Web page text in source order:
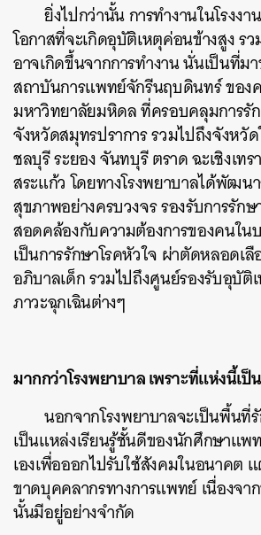
ยิ่งไปกว่านั้น การทำงานในโรงง
โอกาสที่จะเกิดอุบัติเหตุค่อนข้างสูง ร
อาจเกิดขึ้นจากการทำงาน นั่นเป็นที่มา
สถาบันการแพทย์จักรีนฤบดินทร์ ขอ
มหาวิทยาลัยมหิดล ที่ครอบคลุมการรั
จังหวัดสมุทรปราการ รวมไปถึงจังหวั
ชลบุรี ระยอง จันทบุรี ตราด ฉะเชิงเท
สระแก้ว โดยทางโรงพยาบาลได้พัฒน
สุขภาพอย่างครบวงจร รองรับการรัก
สอดคล้องกับความต้องการของคนใน
เป็นการรักษาโรคหัวใจ ผ่าตัดหลอดเ
อภิบาลเด็ก รวมไปถึงศูนย์รองรับอุบัติ
ภาวะฉุกเฉินต่างๆ
มากกว่าโรงพยาบาล เพราะที่แห่งนี้เ
นอกจากโรงพยาบาลจะเป็นพื้นที่
เป็นแหล่งเรียนรู้ชั้นดีของนักศึกษาแ
เองเพื่อออกไปรับใช้สังคมในอนาคต
ขาดบุคคลากรทางการแพทย์ เนื่องจ
นั้นมีอยู่อย่างจำกัด